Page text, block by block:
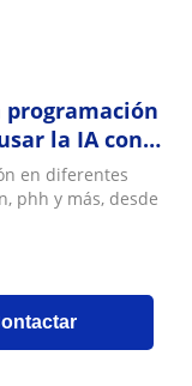
programación
la IA con
en diferentes
phh y más, desde